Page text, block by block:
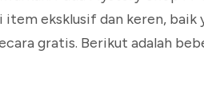
eksklusif dan keren, baik
gratis. Berikut adalah